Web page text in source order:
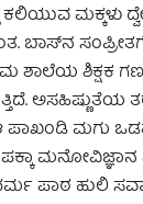
ಕಲಿಯುವ
ಬಾಸ್‍ನ
ಶಾಲೆಯ ಶಿಕ್ಷಕ
ಮಗು
ಮನೋವಿಜ್ಞಾನ
ಪಾಠ ಹುಲಿ